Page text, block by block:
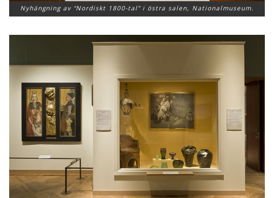
Nyhängning av “Nordiskt 1800-tal” i östra salen, Nationalmuseum.